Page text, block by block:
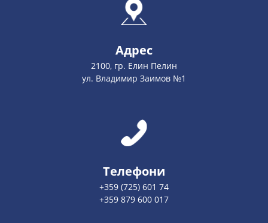
Адрес
2100, гр. Елин Пелин
ул. Владимир Заимов №1
Телефони
+359 (725) 601 74
+359 879 600 017